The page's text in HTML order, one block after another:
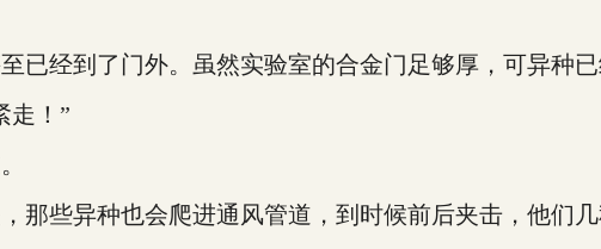
经到了门外。虽然实验室的合金门足够厚，可异种已
！”
些异种也会爬进通风管道，到时候前后夹击，他们几